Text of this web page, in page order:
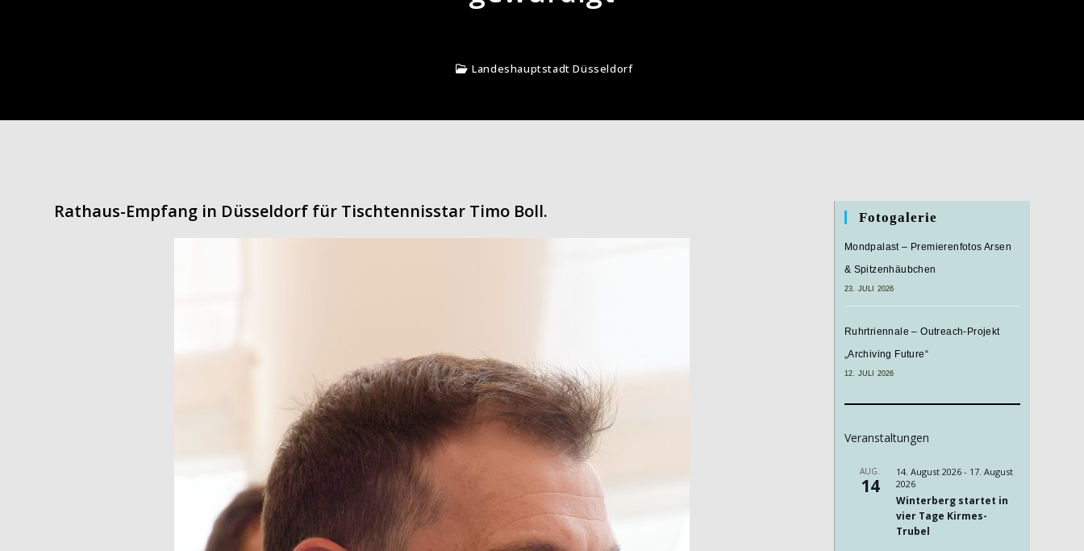
Landeshauptstadt Düsseldorf
Rathaus-Empfang in Düsseldorf für Tischtennisstar Timo Boll. Fotogalerie
Mondpalast – Premierenfotos Arsen
& Spitzenhäubchen
23. JULI 2026
Ruhrtriennale – Outreach-Projekt
„Archiving Future“
12. JULI 2026
Veranstaltungen
AUG.
14
14. August 2026- 17. August
2026
Winterberg startet in
vier Tage Kirmes-
Trubel